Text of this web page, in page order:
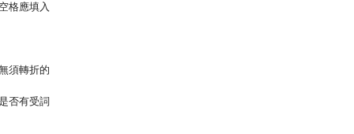
格應填入
須轉折的
否有受詞